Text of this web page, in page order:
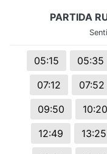
PARTIDA
05:15 05:35
07:12
07:52
09:50
10:20
12:49
13:25